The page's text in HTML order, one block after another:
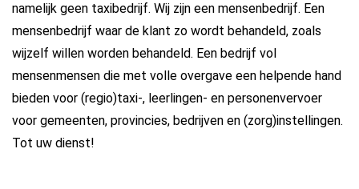
namelijk geen taxibedrijf. Wij zijn een mensenbedrijf. Een
mensenbedrijf waar de klant zo wordt behandeld, zoals
wijzelf willen worden behandeld. Een bedrijf vol
mensenmensen die met volle overgave een helpende hand
bieden voor (regio)taxi-, leerlingen- en personenvervoer
voor gemeenten, provincies, bedrijven en (zorg)instellingen.
Tot uw dienst!